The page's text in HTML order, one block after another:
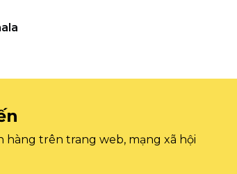
trên trang web, mạng xã hội